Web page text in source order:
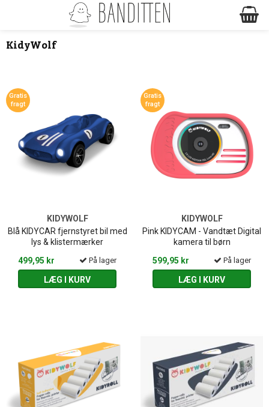
KidyWolf
Gratis
fragt
KIDYWOLF
Blå KIDYCAR fjernstyret bil med
lys & klistermærker
499,95 kr
På lager
LÆG I KURV
Gratis
fragt
KIDYWOLF
Pink KIDYCAM - Vandtæt Digital
kamera til børn
599,95 kr
På lager
LÆG I KURV